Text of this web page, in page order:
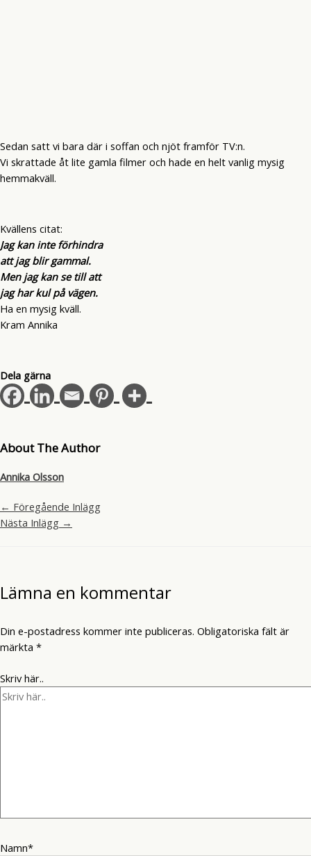
Sedan satt vi bara där i soffan och njöt framför TV:n.
Vi skrattade åt lite gamla filmer och hade en helt vanlig mysig
hemmakväll.
Kvällens citat:
Jag kan inte förhindra
att jag blir gammal.
Men jag kan se till att
jag har kul på vägen.
Ha en mysig kväll.
Kram Annika
Dela gärna
About The Author
Annika Olsson
← Föregående Inlägg
Nästa Inlägg →
Lämna en kommentar
Din e-postadress kommer inte publiceras. Obligatoriska fält är
märkta *
Skriv här..
Namn*